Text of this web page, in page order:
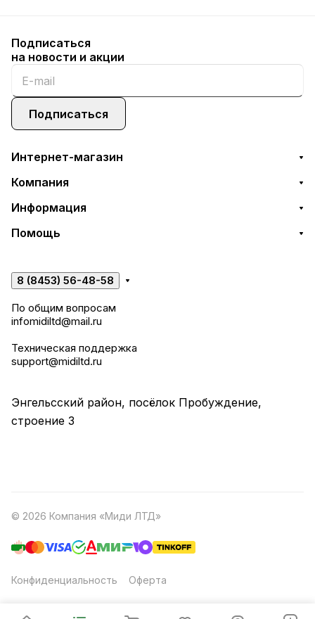
Подписаться
на новости и акции
Подписаться
Интернет-магазин
Компания
Информация
Помощь
8 (8453) 56-48-58
По общим вопросам
infomidiltd@mail.ru
Техническая поддержка
support@midiltd.ru
Энгельсский район, посёлок Пробуждение,
строение 3
© 2026 Компания «Миди ЛТД»
Конфиденциальность Оферта